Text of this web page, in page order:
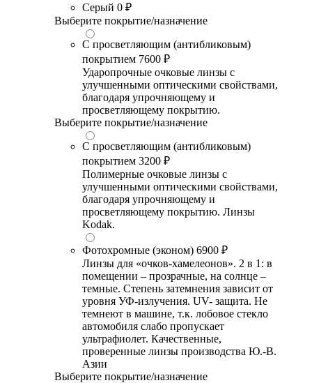
Серый 0 ₽
Выберите покрытие/назначение
С просветляющим (антибликовым)
покрытием 7600 ₽
Ударопрочные очковые линзы с
улучшенными оптическими свойствами,
благодаря упрочняющему и
просветляющему покрытию.
Выберите покрытие/назначение
С просветляющим (антибликовым)
покрытием 3200 ₽
Полимерные очковые линзы с
улучшенными оптическими свойствами,
благодаря упрочняющему и
просветляющему покрытию. Линзы
Kodak.
Фотохромные (эконом) 6900 ₽
Линзы для «очков-хамелеонов». 2 в 1: в
помещении – прозрачные, на солнце –
темные. Степень затемнения зависит от
уровня УФ-излучения. UV- защита. Не
темнеют в машине, т.к. лобовое стекло
автомобиля слабо пропускает
ультрафиолет. Качественные,
проверенные линзы производства Ю.-В.
Азии
Выберите покрытие/назначение